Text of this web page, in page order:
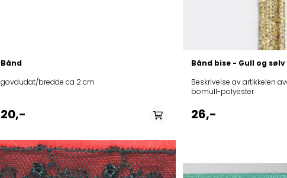
Bånd
govdudat/bredde ca 2 cm
20,-
Bånd bise - Gull og sølv
Beskrivelse av artikkelen avdnas/materiale
26,-
På lager